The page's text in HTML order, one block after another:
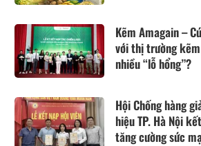
Kẽm Amagain –
với thị trường
nhiều “lỗ hổng”?
Hội Chống hàng
hiệu TP. Hà Nội
tăng cường sức